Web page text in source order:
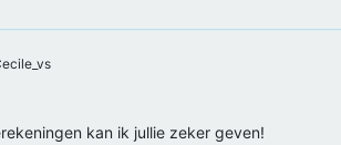
kan ik jullie zeker geven!